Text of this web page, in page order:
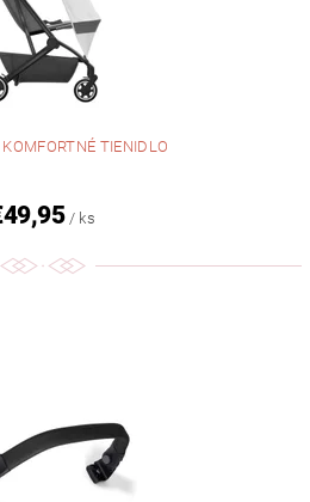
TIENIDLO
/ ks